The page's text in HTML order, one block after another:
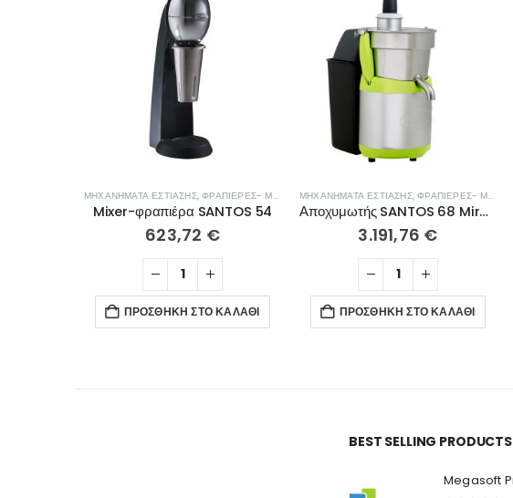
ΜΗΧΑΝΉΜΑΤΑ ΕΣΤΊΑΣΗΣ,ΦΡΑΠΙΈΡΕΣ- ΜΠΛΈΝΤΕΡ- ΑΠΟΧΥΜΩΤΈΣ
Mixer-φραπιέρα SANTOS 54
623,72 €
ΠΡΟΣΘΉΚΗ ΣΤΟ ΚΑΛΆΘΙ
ΜΗΧΑΝΉΜΑΤΑ ΕΣΤΊΑΣΗΣ,ΦΡΑΠΙΈΡΕΣ- ΜΠΛΈΝΤΕΡ- ΑΠΟΧΥΜΩΤΈΣ
Αποχυμωτής SANTOS 68 Miracle Edition
3.191,76 €
ΠΡΟΣΘΉΚΗ ΣΤΟ ΚΑΛΆΘΙ
BEST SELLING PRODUCTS